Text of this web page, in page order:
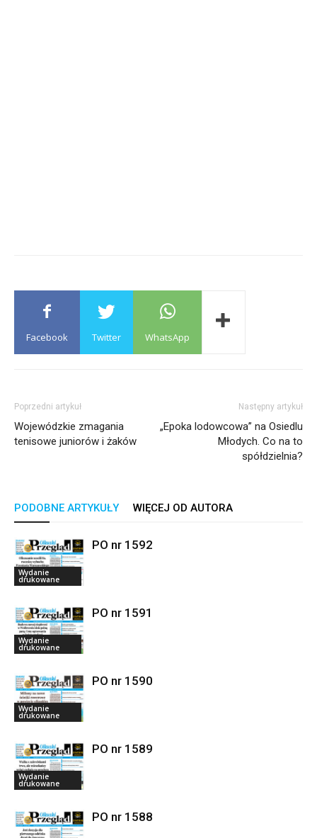
Facebook Twitter WhatsApp
Poprzedni artykuł
Wojewódzkie zmagania
tenisowe juniorów i żaków
Następny artykuł
„Epoka lodowcowa” na Osiedlu
Młodych. Co na to
spółdzielnia?
PODOBNE ARTYKUŁY WIĘCEJ OD AUTORA
Wydanie
drukowane
PO nr 1592
Wydanie
drukowane
PO nr 1591
Wydanie
drukowane
PO nr 1590
Wydanie
drukowane
PO nr 1589
PO nr 1588